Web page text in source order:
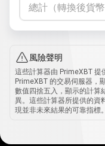
總計（轉換後貨幣
風險聲明
這些計算器由 PrimeXBT 提
PrimeXBT 的交易伺服器，
數值四捨五入，顯示的計算
異。這些計算器所提供的資
現並非未來結果的可靠指標。